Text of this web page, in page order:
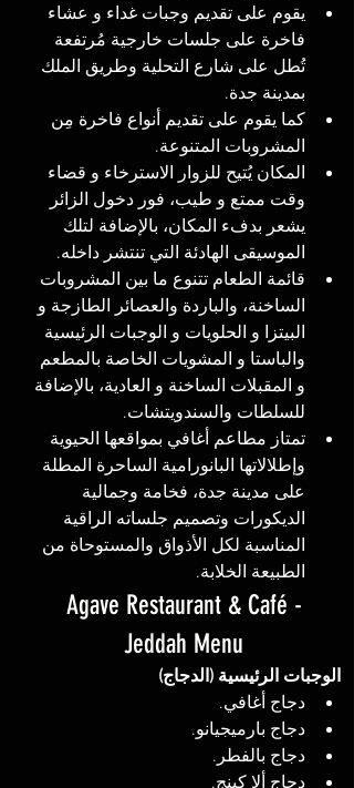
يقوم على تقديم وجبات غداء و عشاء
فاخرة على جلسات خارجية مُرتفعة
تُطل على شارع التحلية وطريق الملك
بمدينة جدة.
كما يقوم على تقديم أنواع فاخرة مِن
المشروبات المتنوعة.
المكان يُتيح للزوار الاسترخاء و قضاء
وقت ممتع و طيب، فور دخول الزائر
يشعر بدفء المكان، بالإضافة لتلك
الموسيقى الهادئة التي تنتشر داخله.
قائمة الطعام تتنوع ما بين المشروبات
الساخنة، والباردة والعصائر الطازجة و
البيتزا و الحلويات و الوجبات الرئيسية
والباستا و المشويات الخاصة بالمطعم
و المقبلات الساخنة و العادية، بالإضافة
للسلطات والسندويتشات.
تمتاز مطاعم أغافي بمواقعها الحيوية
وإطلالاتها البانورامية الساحرة المطلة
على مدينة جدة، فخامة وجمالية
الديكورات وتصميم جلساته الراقية
المناسبة لكل الأذواق والمستوحاة من
الطبيعة الخلابة.
Jeddah Menu
الوجبات الرئيسية (الدجاج)
دجاج أغافي.
دجاج بارميجيانو.
دجاج بالفطر.
دجاج ألا كينج.